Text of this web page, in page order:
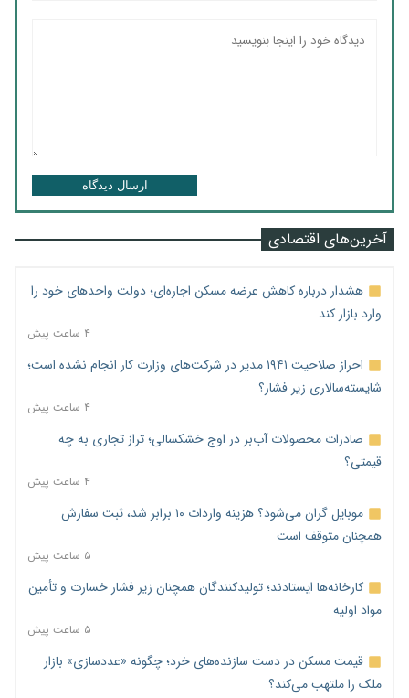
ارسال دیدگاه
آخرین‌های اقتصادی
هشدار درباره کاهش عرضه مسکن اجاره‌ای؛ دولت واحدهای خود را
وارد بازار کند
۴ ساعت پیش
احراز صلاحیت ۱۹۴۱ مدیر در شرکت‌های وزارت کار انجام نشده است؛
شایسته‌سالاری زیر فشار؟
۴ ساعت پیش
صادرات محصولات آب‌بر در اوج خشکسالی؛ تراز تجاری به چه
قیمتی؟
۴ ساعت پیش
موبایل گران می‌شود؟ هزینه واردات ۱۰ برابر شد، ثبت سفارش
همچنان متوقف است
۵ ساعت پیش
کارخانه‌ها ایستادند؛ تولیدکنندگان همچنان زیر فشار خسارت و تأمین
مواد اولیه
۵ ساعت پیش
قیمت مسکن در دست سازنده‌های خرد؛ چگونه «عددسازی» بازار
ملک را ملتهب می‌کند؟